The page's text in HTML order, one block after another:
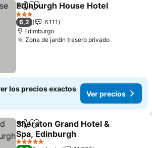
CompartirAgregar a favoritos
Edinburgh House Hotel
3 Estrellas
6,2
6.111
Edimburgo
Zona de jardín trasero privado
los precios exactos
Ver precios
CompartirAgregar a favoritos
Sheraton Grand Hotel &
Spa, Edinburgh
5 Estrellas